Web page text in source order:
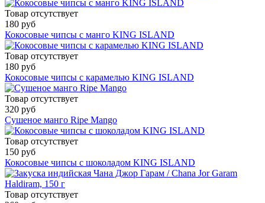
Товар отсутствует
180 руб
Кокосовые чипсы с манго KING ISLAND
Товар отсутствует
180 руб
Кокосовые чипсы с карамелью KING ISLAND
Товар отсутствует
320 руб
Сушеное манго Ripe Mango
Товар отсутствует
150 руб
Кокосовые чипсы с шоколадом KING ISLAND
Товар отсутствует